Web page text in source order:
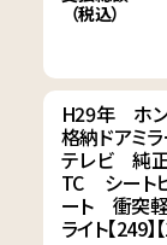
（税込）
H29年 ホ
格納ドアミ
テレビ 純
TC シート
ート 衝突
ライト【249】